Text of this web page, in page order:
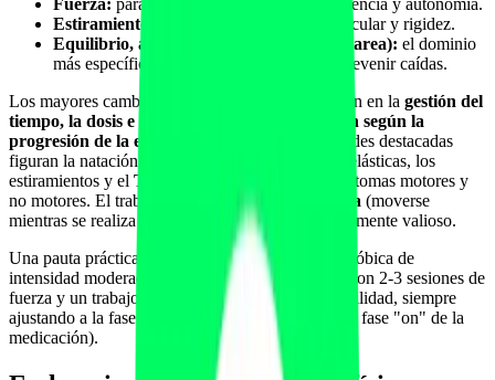
Fuerza: para mantener masa muscular, potencia y autonomía.
Estiramiento y movilidad:
para rango articular y rigidez.
Equilibrio, agilidad y multitarea (doble tarea): el dominio
más específico del Parkinson, clave para prevenir caídas.
Los mayores cambios respecto a 2022 se centraron en la gestión del
tiempo, la dosis e intensidad
adaptación según la
progresión de la enfermedad
. Entre las actividades destacadas
figuran la natación, el entrenamiento con bandas elásticas, los
estiramientos y el Tai Chi
, por su efecto sobre síntomas motores y
no motores. El trabajo de
equilibrio y doble tarea (moverse
mientras se realiza una tarea cognitiva) es especialmente valioso.
Una pauta práctica habitual combina actividad aeróbica de
intensidad moderada-alta varios días por semana con 2-3 sesiones de
fuerza y un trabajo casi diario de equilibrio y movilidad, siempre
ajustando a la fase y al momento del día (mejor en fase "on" de la
medicación).